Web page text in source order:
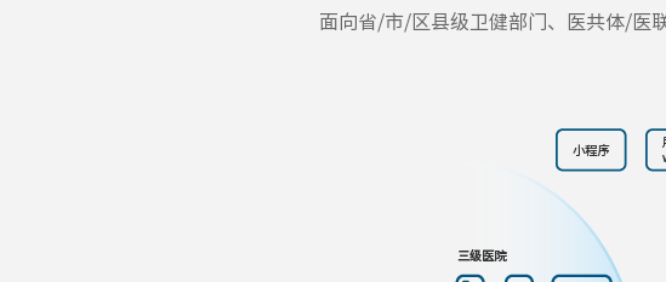
面向省/市/区县级卫健部门、医共体/医